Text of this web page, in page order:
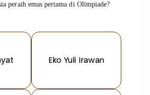
peraih emas pertama di Olimpiade?
Eko Yuli Irawan